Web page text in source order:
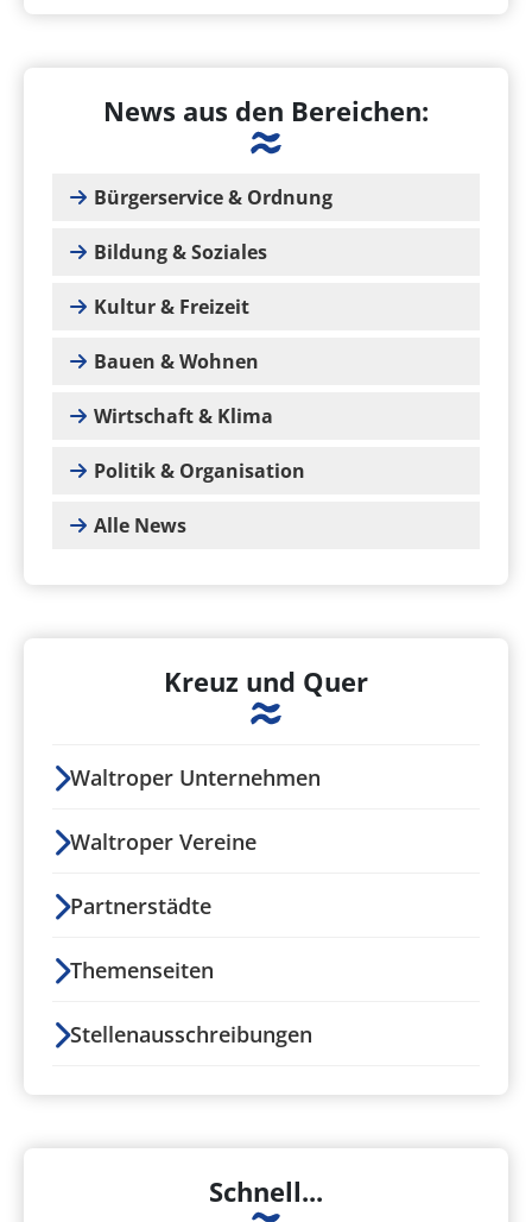
News aus den Bereichen:
Bürgerservice & Ordnung
Bildung & Soziales
Kultur & Freizeit
Bauen & Wohnen
Wirtschaft & Klima
Politik & Organisation
Alle News
Kreuz und Quer
Waltroper Unternehmen
Waltroper Vereine
Partnerstädte
Themenseiten
Stellenausschreibungen
Schnell...